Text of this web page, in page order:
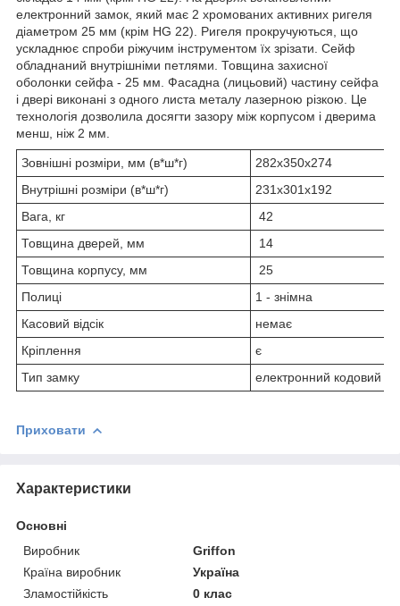
електронний замок, який має 2 хромованих активних ригеля
діаметром 25 мм (крім HG 22). Ригеля прокручуються, що
ускладнює спроби ріжучим інструментом їх зрізати. Сейф
обладнаний внутрішніми петлями. Товщина захисної
оболонки сейфа - 25 мм. Фасадна (лицьовий) частину сейфа
і двері виконані з одного листа металу лазерною різкою. Це
технологія дозволила досягти зазору між корпусом і дверима
менш, ніж 2 мм.
Зовнішні розміри, мм (в*ш*г)
282х350х274
Внутрішні розміри (в*ш*г)
231х301х192
Вага, кг
42
Товщина дверей, мм
14
Товщина корпусу, мм
25
Полиці
1 - знімна
Касовий відсік
немає
Кріплення
є
Тип замку
електронний кодовий
Приховати
Характеристики
Основні
Виробник
Griffon
Країна виробник
Україна
Зламостійкість
0 клас